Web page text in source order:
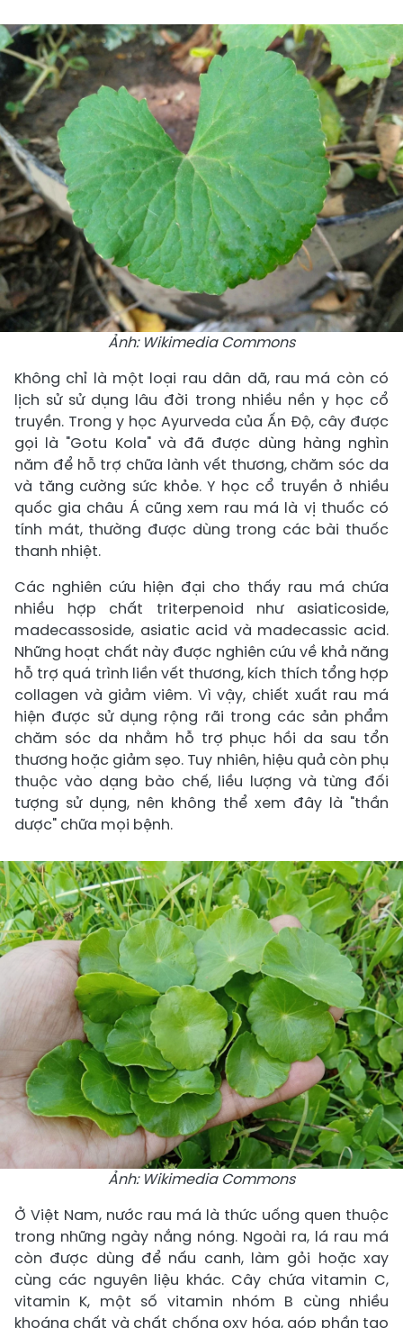
Ảnh: Wikimedia Commons
Không chỉ là một loại rau dân dã, rau má còn có
lịch sử sử dụng lâu đời trong nhiều nền y học cổ
truyền. Trong y học Ayurveda của Ấn Độ, cây được
gọi là "Gotu Kola" và đã được dùng hàng nghìn
năm để hỗ trợ chữa lành vết thương, chăm sóc da
và tăng cường sức khỏe. Y học cổ truyền ở nhiều
quốc gia châu Á cũng xem rau má là vị thuốc có
tính mát, thường được dùng trong các bài thuốc
thanh nhiệt.
Các nghiên cứu hiện đại cho thấy rau má chứa
nhiều hợp chất triterpenoid như asiaticoside,
madecassoside, asiatic acid và madecassic acid.
Những hoạt chất này được nghiên cứu về khả năng
hỗ trợ quá trình liền vết thương, kích thích tổng hợp
collagen và giảm viêm. Vì vậy, chiết xuất rau má
hiện được sử dụng rộng rãi trong các sản phẩm
chăm sóc da nhằm hỗ trợ phục hồi da sau tổn
thương hoặc giảm sẹo. Tuy nhiên, hiệu quả còn phụ
thuộc vào dạng bào chế, liều lượng và từng đối
tượng sử dụng, nên không thể xem đây là "thần
dược" chữa mọi bệnh.
Ảnh: Wikimedia Commons
Ở Việt Nam, nước rau má là thức uống quen thuộc
trong những ngày nắng nóng. Ngoài ra, lá rau má
còn được dùng để nấu canh, làm gỏi hoặc xay
cùng các nguyên liệu khác. Cây chứa vitamin C,
vitamin K, một số vitamin nhóm B cùng nhiều
khoáng chất và chất chống oxy hóa, góp phần tạo